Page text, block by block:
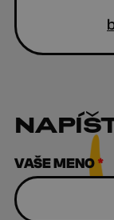
VAŠE MENO*